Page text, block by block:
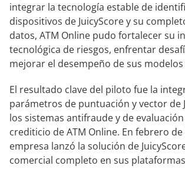
integrar la tecnología estable de
dispositivos de JuicyScore y su
datos, ATM Online pudo fortalecer su
tecnológica de riesgos, enfrentar
mejorar el desempeño de sus
El resultado clave del piloto fue la
parámetros de puntuación y vector de
los sistemas antifraude y de
crediticio de ATM Online. En febrero de
empresa lanzó la solución de
comercial completo en sus